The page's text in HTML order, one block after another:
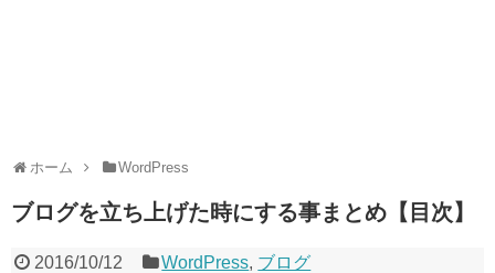
ホーム WordPress
ブログを立ち上げた時にする事まとめ【目次】
2016/10/12 WordPress, ブログ